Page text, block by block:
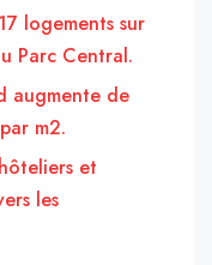
logements sur
Parc Central.
augmente de
m2.
et
les